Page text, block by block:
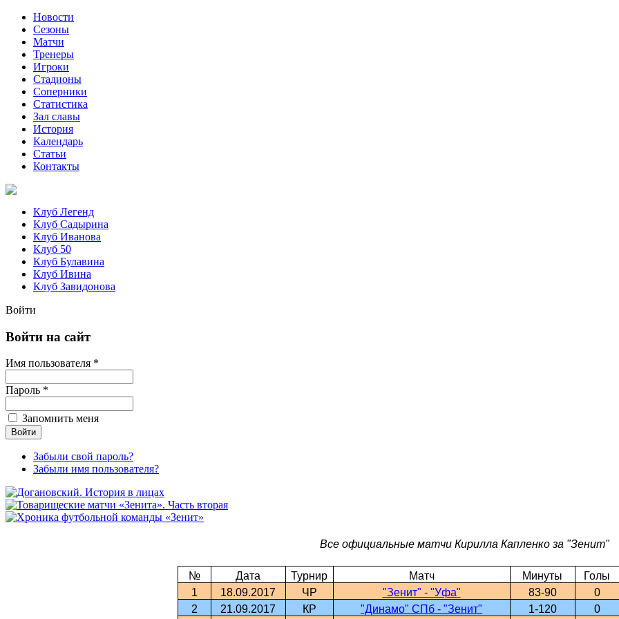
Новости
Сезоны
Матчи
Тренеры
Игроки
Стадионы
Соперники
Статистика
Зал славы
История
Календарь
Статьи
Контакты
Клуб Легенд
Клуб Садырина
Клуб Иванова
Клуб 50
Клуб Булавина
Клуб Ивина
Клуб Завидонова
Войти
Войти на сайт
Имя пользователя *
Пароль *
Запомнить меня
Забыли свой пароль?
Забыли имя пользователя?
Все официальные матчи Кирилла Капленко за "Зенит"
№ Дата Турнир Матч Минуты Голы
1
18.09.2017 ЧР "Зенит" - "Уфа" 83-90 0
2
21.09.2017 КР "Динамо" СПб - "Зенит" 1-120 0